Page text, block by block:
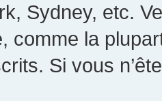
Sydney, etc.
comme la
Si vous